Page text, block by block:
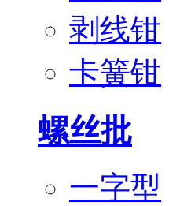
剥线钳
卡簧钳
螺丝批
一字型